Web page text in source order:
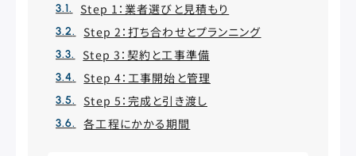
Step 1：業者選びと見積もり
Step 2：打ち合わせとプランニング
Step 3：契約と工事準備
Step 4：工事開始と管理
Step 5：完成と引き渡し
各工程にかかる期間